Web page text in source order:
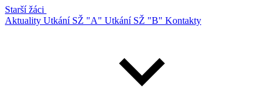
Starší žáci
Aktuality Utkání SŽ "A" Utkání SŽ "B" Kontakty